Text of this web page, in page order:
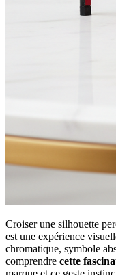
Croiser une silhouette
est une expérience
chromatique, symbole
comprendre cette